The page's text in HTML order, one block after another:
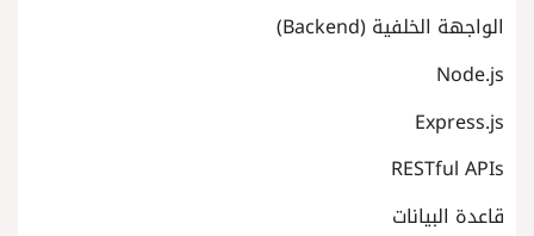
الواجهة الخلفية (Backend)
Node.js
Express.js
RESTful APIs
قاعدة البيانات